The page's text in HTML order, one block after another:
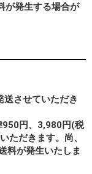
が発生する場合が
送させていただき
950円、3,980円(税
ただきます。尚、
料が発生いたしま